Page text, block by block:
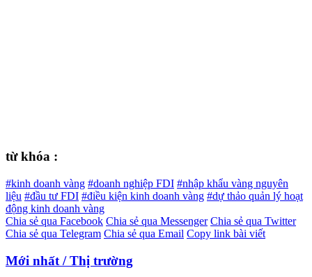
từ khóa :
#kinh doanh vàng #doanh nghiệp FDI #nhập khẩu vàng nguyên
liệu #đầu tư FDI #điều kiện kinh doanh vàng #dự thảo quản lý hoạt
động kinh doanh vàng
Chia sẻ qua Facebook Chia sẻ qua Messenger Chia sẻ qua Twitter
Chia sẻ qua Telegram Chia sẻ qua Email Copy link bài viết
Mới nhất / Thị trường